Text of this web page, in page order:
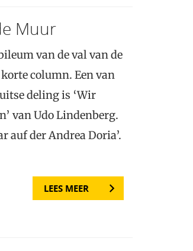
Muur
van de val van de
column. Een van
deling is ‘Wir
van Udo Lindenberg.
auf der Andrea Doria’.
LEES MEER